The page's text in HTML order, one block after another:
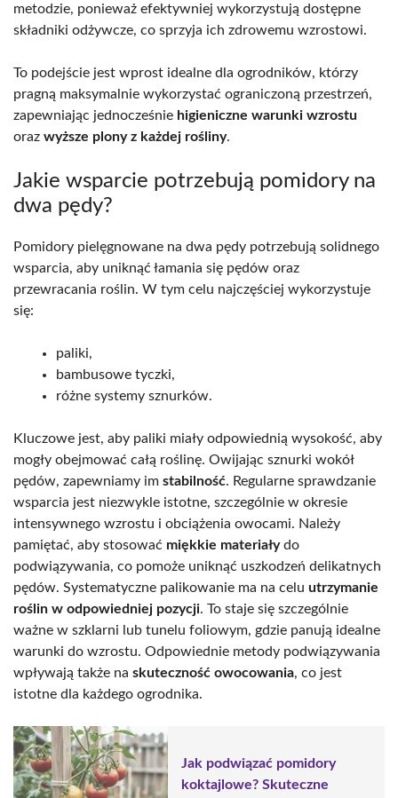
metodzie, ponieważ efektywniej wykorzystują dostępne
składniki odżywcze, co sprzyja ich zdrowemu wzrostowi.
To podejście jest wprost idealne dla ogrodników, którzy
pragną maksymalnie wykorzystać ograniczoną przestrzeń,
zapewniając jednocześnie higieniczne warunki wzrostu
oraz wyższe plony z każdej rośliny.
Jakie wsparcie potrzebują pomidory na
dwa pędy?
Pomidory pielęgnowane na dwa pędy potrzebują solidnego
wsparcia, aby uniknąć łamania się pędów oraz
przewracania roślin. W tym celu najczęściej wykorzystuje
się:
paliki,
bambusowe tyczki,
różne systemy sznurków.
Kluczowe jest, aby paliki miały odpowiednią wysokość, aby
mogły obejmować całą roślinę. Owijając sznurki wokół
pędów, zapewniamy im stabilność. Regularne sprawdzanie
wsparcia jest niezwykle istotne, szczególnie w okresie
intensywnego wzrostu i obciążenia owocami. Należy
pamiętać, aby stosować miękkie materiałydo
podwiązywania, co pomoże uniknąć uszkodzeń delikatnych
pędów. Systematyczne palikowanie ma na celu utrzymanie
roślin w odpowiedniej pozycji. To staje się szczególnie
ważne w szklarni lub tunelu foliowym, gdzie panują idealne
warunki do wzrostu. Odpowiednie metody podwiązywania
wpływają także na skuteczność owocowania, co jest
istotne dla każdego ogrodnika.
Jak podwiązać pomidory
koktajlowe? Skuteczne